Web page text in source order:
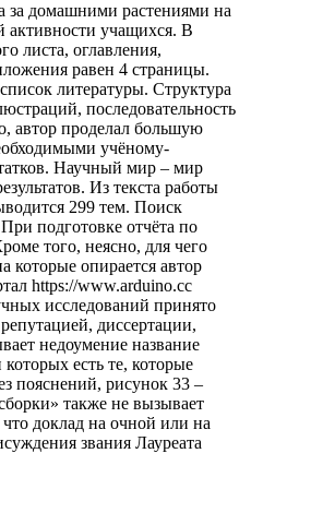
за домашними растениями на
активности учащихся. В
листа, оглавления,
равен 4 страницы.
литературы. Структура
последовательность
автор проделал большую
учёному-
Научный мир – мир
Из текста работы
299 тем. Поиск
подготовке отчёта по
того, неясно, для чего
которые опирается автор
https://www.arduino.cc
исследований принято
диссертации,
недоумение название
есть те, которые
пояснений, рисунок 33 –
также не вызывает
доклад на очной или на
звания Лауреата